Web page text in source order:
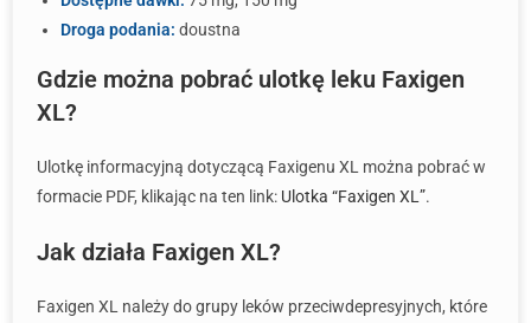
Droga podania: doustna
Gdzie można pobrać ulotkę leku Faxigen
XL?
Ulotkę informacyjną dotyczącą Faxigenu XL można pobrać w
formacie PDF, klikając na ten link: Ulotka “Faxigen XL”.
Jak działa Faxigen XL?
Faxigen XL należy do grupy leków przeciwdepresyjnych, które